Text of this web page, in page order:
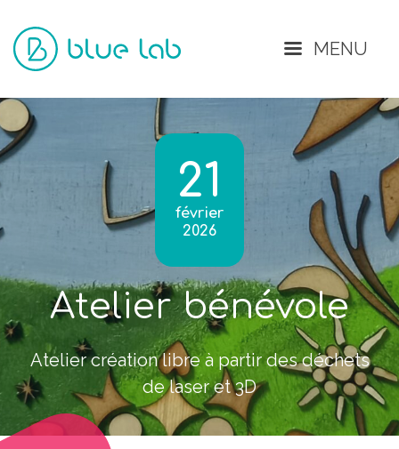
MENU
21
février
2026
Atelier bénévole
Atelier création libre à partir des déchets
de laser et 3D